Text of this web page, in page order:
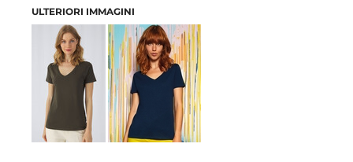
ULTERIORI IMMAGINI